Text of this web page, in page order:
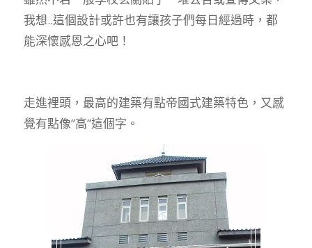
我想..這個設計或許也有讓孩子們每日經過時，都
能深懷感恩之心吧！
走進裡頭，最高的建築有點帝國式建築特色，又感
覺有點像”高”這個字。